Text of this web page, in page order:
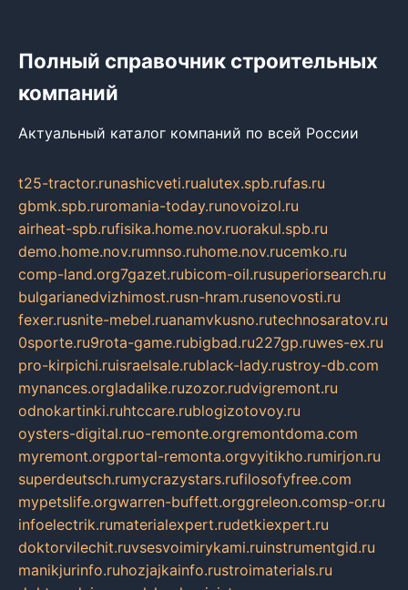
Полный справочник строительных
компаний
Актуальный каталог компаний по всей России
t25-tractor.runashicveti.rualutex.spb.rufas.ru
gbmk.spb.ruromania-today.runovoizol.ru
airheat-spb.rufisika.home.nov.ruorakul.spb.ru
demo.home.nov.rumnso.ruhome.nov.rucemko.ru
comp-land.org7gazet.rubicom-oil.rusuperiorsearch.ru
bulgarianedvizhimost.rusn-hram.rusenovosti.ru
fexer.rusnite-mebel.ruanamvkusno.rutechnosaratov.ru
0sporte.ru9rota-game.rubigbad.ru227gp.ruwes-ex.ru
pro-kirpichi.ruisraelsale.rublack-lady.rustroy-db.com
mynances.orgladalike.ruzozor.rudvigremont.ru
odnokartinki.ruhtccare.rublogizotovoy.ru
oysters-digital.ruo-remonte.orgremontdoma.com
myremont.orgportal-remonta.orgvyitikho.rumirjon.ru
superdeutsch.rumycrazystars.rufilosofyfree.com
mypetslife.orgwarren-buffett.orggreleon.comsp-or.ru
infoelectrik.rumaterialexpert.rudetkiexpert.ru
doktorvilechit.ruvsesvoimirykami.ruinstrumentgid.ru
manikjurinfo.ruhozjajkainfo.rustroimaterials.ru